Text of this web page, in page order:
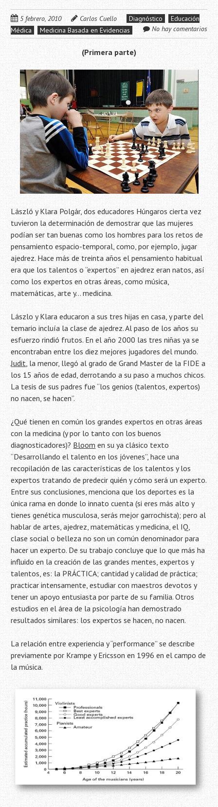
5 febrero, 2010 Carlos Cuello Diagnóstico
Educación
Médica
Medicina Basada en Evidencias No hay comentarios
(Primera parte)
László y Klara Polgár, dos educadores Húngaros cierta vez
tuvieron la determinación de demostrar que las mujeres
podían ser tan buenas como los hombres para los retos de
pensamiento espacio-temporal, como, por ejemplo, jugar
ajedrez. Hace más de treinta años el pensamiento habitual
era que los talentos o “expertos” en ajedrez eran natos, así
como los expertos en otras áreas, como música,
matemáticas, arte y… medicina.
Lászlo y Klara educaron a sus tres hijas en casa, y parte del
temario incluía la clase de ajedrez. Al paso de los años su
esfuerzo rindió frutos. En el año 2000 las tres niñas ya se
encontraban entre los diez mejores jugadores del mundo.
Judit, la menor, llegó al grado de Grand Master de la FIDE a
los 15 años de edad, derrotando a su paso a muchos chicos.
La tesis de sus padres fue “los genios (talentos, expertos)
no nacen, se hacen”.
¿Qué tienen en común los grandes expertos en otras áreas
con la medicina (y por lo tanto con los buenos
diagnosticadores)? Bloom en su ya clásico texto
“Desarrollando el talento en los jóvenes”, hace una
recopilación de las características de los talentos y los
expertos tratando de predecir quién y cómo será un experto.
Entre sus conclusiones, menciona que los deportes es la
única rama en donde lo innato cuenta (si eres más alto y
tienes genética musculosa, serás mejor garrochista); pero al
hablar de artes, ajedrez, matemáticas y medicina, el IQ,
clase social o belleza no son un común denominador para
hacer un experto. De su trabajo concluye que lo que más ha
influido en la creación de las grandes mentes, expertos y
talentos, es: la PRÁCTICA; cantidad y calidad de práctica;
practicar intensamente, estudiar con maestros devotos y
tener un apoyo entusiasta por parte de su familia. Otros
estudios en el área de la psicología han demostrado
resultados similares: los expertos se hacen, no nacen.
La relación entre experiencia y “performance” se describe
previamente por Krampe y Ericsson en 1996 en el campo de
la música.